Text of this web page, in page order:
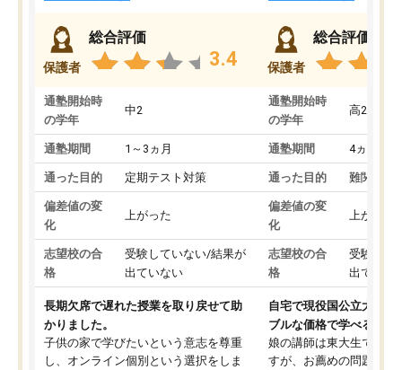
保護者
総合評価
3.4
通塾開始時
の学年
中2
通塾期間 1～3ヵ月
通った目的 定期テスト対策
偏差値の変
化
上がった
志望校の合
格
受験していない/結果が
出ていない
長期欠席で遅れた授業を取り戻せて助
かりました。
子供の家で学びたいという意志を尊重
し、オンライン個別という選択をしま
保護者
総合評価
通塾開始時
の学年
高2
通塾期間 4ヵ月～1
通った目的 難関私立
偏差値の変
化
上がった
志望校の合
格
受験して
出ていな
自宅で現役国公立大学生
ブルな価格で学べる
娘の講師は東大生では無
すが、お薦めの問題集や